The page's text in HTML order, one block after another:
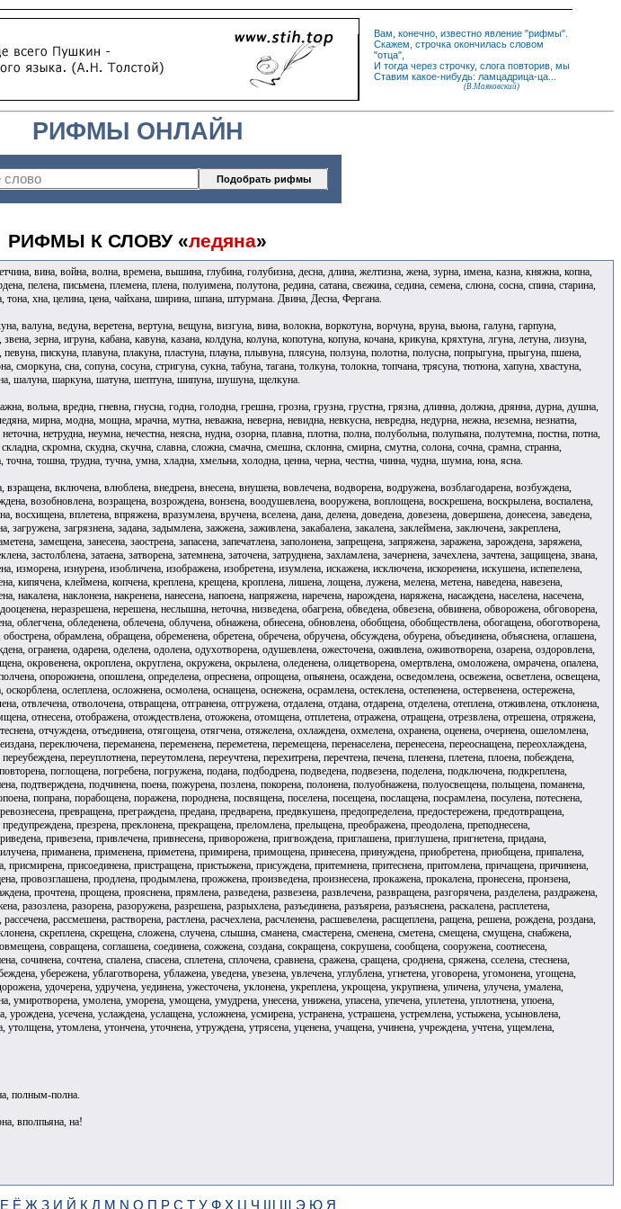
Вам, конечно, известно явление "рифмы".
Скажем, строчка окончилась словом
"отца",
И тогда через строчку, слога повторив, мы
Ставим какое-нибудь: ламцадрица-ца...
(В.Маяковский)
РИФМЫ ОНЛАЙН
РИФМЫ К СЛОВУ «ледяна»
вина, война, волна, времена, вышина, глубина, голубизна, десна, длина, желтизна, жена, зурна, имена, казна, княжна, копна,
пелена, письмена, племена, плена, полуимена, полутона, редина, сатана, свежина, седина, семена, слюна, сосна, спина, старина,
тона, хна, целина, цена, чайхана, ширина, шпана, штурмана. Двина, Десна, Фергана.
валуна, ведуна, веретена, вертуна, вещуна, визгуна, вина, волокна, воркотуна, ворчуна, вруна, вьюна, галуна, гарпуна,
зерна, игруна, кабана, кавуна, казана, колдуна, колуна, копотуна, копуна, кочана, крикуна, кряхтуна, лгуна, летуна, лизуна,
пискуна, плавуна, плакуна, пластуна, плауна, плывуна, плясуна, ползуна, полотна, полусна, попрыгуна, прыгуна, пшена,
сморкуна, сна, сопуна, сосуна, стригуна, сукна, табуна, тагана, толкуна, толокна, топчана, трясуна, тютюна, хапуна, хвастуна,
шалуна, шаркуна, шатуна, шептуна, шипуна, шушуна, щелкуна.
вольна, вредна, гневна, гнусна, годна, голодна, грешна, грозна, грузна, грустна, грязна, длинна, должна, дрянна, дурна, душна,
мирна, модна, мощна, мрачна, мутна, неважна, неверна, невидна, невкусна, невредна, недурна, нежна, неземна, незнатна,
нетрудна, неумна, нечестна, неясна, нудна, озорна, плавна, плотна, полна, полубольна, полупьяна, полутемна, постна, потна,
скромна, скудна, скучна, славна, сложна, смачна, смешна, склонна, смирна, смутна, солона, сочна, срамна, странна,
тошна, трудна, тучна, умна, хладна, хмельна, холодна, ценна, черна, честна, чинна, чудна, шумна, юна, ясна.
взращена, включена, влюблена, внедрена, внесена, внушена, вовлечена, водворена, водружена, возблагодарена, возбуждена,
возобновлена, возращена, возрождена, вонзена, воодушевлена, вооружена, воплощена, воскрешена, воскрылена, воспалена,
восхищена, вплетена, впряжена, вразумлена, вручена, вселена, дана, делена, доведена, довезена, довершена, донесена, заведена,
загружена, загрязнена, задана, задымлена, зажжена, заживлена, закабалена, закалена, заклеймена, заключена, закреплена,
замещена, занесена, заострена, запасена, запечатлена, заполонена, запрещена, запряжена, заражена, зарождена, заряжена,
застолблена, затаена, затворена, затемнена, заточена, затруднена, захламлена, зачернена, зачехлена, зачтена, защищена, звана,
изморена, изнурена, изобличена, изображена, изобретена, изумлена, искажена, исключена, искоренена, искушена, испепелена,
кипячена, клеймена, копчена, креплена, крещена, кроплена, лишена, лощена, лужена, мелена, метена, наведена, навезена,
накалена, наклонена, накренена, нанесена, напоена, напряжена, наречена, нарождена, наряжена, насаждена, населена, насечена,
неразрешена, нерешена, неслышна, неточна, низведена, обагрена, обведена, обвезена, обвинена, обворожена, обговорена,
облегчена, обледенена, облечена, облучена, обнажена, обнесена, обновлена, обобщена, обобществлена, обогащена, обоготворена,
обрамлена, обращена, обременена, обретена, обречена, обручена, обсуждена, обурена, объединена, объяснена, оглашена,
огранена, одарена, оделена, одолена, одухотворена, одушевлена, ожесточена, оживлена, оживотворена, озарена, оздоровлена,
окровенена, окроплена, округлена, окружена, окрылена, оледенена, олицетворена, омертвлена, омоложена, омрачена, опалена,
опорожнена, опошлена, определена, опреснена, опрощена, опьянена, осаждена, осведомлена, освежена, осветлена, освещена,
ослеплена, осложнена, осмолена, оснащена, оснежена, осрамлена, остеклена, остепенена, остервенена, остережена,
отвлечена, отволочена, отвращена, отгранена, отгружена, отдалена, отдана, отдарена, отделена, отеплена, отживлена, отклонена,
отнесена, отображена, отождествлена, отожжена, отомщена, отплетена, отражена, отращена, отрезвлена, отрешена, отряжена,
отчуждена, отъединена, отягощена, отягчена, отяжелена, охлаждена, охмелена, охранена, оценена, очернена, ошеломлена,
переключена, переманена, переменена, переметена, перемещена, перенаселена, перенесена, переоснащена, переохлаждена,
переуплотнена, переутомлена, переучтена, перехитрена, перечтена, печена, пленена, плетена, плоена, побеждена,
поглощена, погребена, погружена, подана, подбодрена, подведена, подвезена, поделена, подключена, подкреплена,
подтверждена, подчинена, поена, пожурена, позлена, покорена, полонена, полуобнажена, полуосвещена, польщена, поманена,
попрана, порабощена, поражена, породнена, посвящена, поселена, посещена, послащена, посрамлена, посулена, потеснена,
превращена, преграждена, предана, предварена, предвкушена, предопределена, предостережена, предотвращена,
презрена, преклонена, прекращена, преломлена, прельщена, преображена, преодолена, преподнесена,
привезена, привлечена, привнесена, приворожена, пригвождена, приглашена, приглушена, пригнетена, придана,
приманена, применена, приметена, примирена, примощена, принесена, принуждена, приобретена, приобщена, припалена,
присмирена, присоединена, пристращена, пристыжена, присуждена, притемнена, притеснена, притомлена, причащена, причинена,
провозглашена, продлена, продымлена, прожжена, произведена, произнесена, прокажена, прокалена, пронесена, пронзена,
прочтена, прощена, прояснена, прямлена, разведена, развезена, развлечена, развращена, разгорячена, разделена, раздражена,
разозлена, разорена, разоружена, разрешена, разрыхлена, разъединена, разъярена, разъяснена, раскалена, расплетена,
рассмешена, растворена, растлена, расчехлена, расчленена, расшевелена, расщеплена, ращена, решена, рождена, роздана,
скреплена, скрещена, сложена, случена, слышна, сманена, смастерена, сменена, сметена, смещена, смущена, снабжена,
совращена, соглашена, соединена, сожжена, создана, сокращена, сокрушена, сообщена, сооружена, соотнесена,
сочинена, сочтена, спалена, спасена, сплетена, сплочена, сравнена, сражена, сращена, сроднена, сряжена, сселена, стеснена,
убережена, ублаготворена, ублажена, уведена, увезена, увлечена, углублена, угнетена, уговорена, угомонена, угощена,
удочерена, удручена, уединена, ужесточена, уклонена, укреплена, укрощена, укрупнена, уличена, улучена, умалена,
умолена, уморена, умощена, умудрена, унесена, унижена, упасена, упечена, уплетена, уплотнена, упоена,
урождена, усечена, услаждена, услащена, усложнена, усмирена, устранена, устрашена, устремлена, устыжена, усыновлена,
утолщена, утомлена, утончена, уточнена, утруждена, утрясена, уценена, учащена, учинена, учреждена, учтена, ущемлена,
полным-полна.
вполпьяна, на!
Е Ё Ж З И Й К Л М N О П Р С Т У Ф Х Ц Ч Ш Щ Э Ю Я